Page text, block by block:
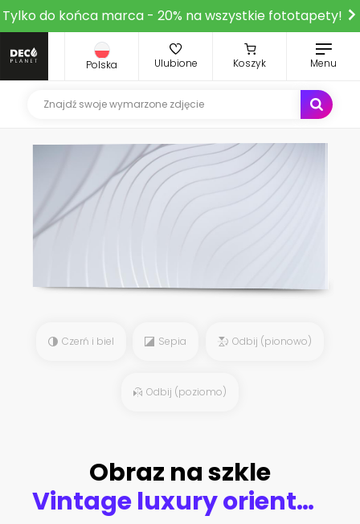
Tylko do końca marca - 20% na wszystkie fototapety!
Polska Ulubione Koszyk Menu
Czerń i biel Sepia Odbij (pionowo)
Odbij (poziomo)
Obraz na szkle
Vintage luxury oriental carpet in brown, beige shades with orange and black patterns on black background